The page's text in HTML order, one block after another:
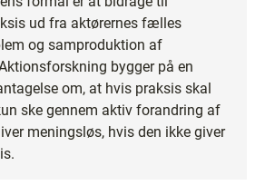
ud fra aktørernes fælles
og samproduktion af
bygger på en
om, at hvis praksis skal
ske gennem aktiv forandring af
meningsløs, hvis den ikke giver